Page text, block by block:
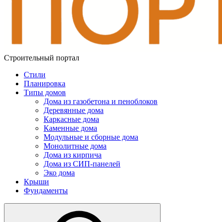
Строительный портал
Стили
Планировка
Типы домов
Дома из газобетона и пеноблоков
Деревянные дома
Каркасные дома
Каменные дома
Модульные и сборные дома
Монолитные дома
Дома из кирпича
Дома из СИП-панелей
Эко дома
Крыши
Фундаменты